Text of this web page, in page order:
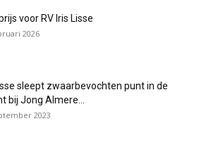
voor RV Iris Lisse
2026
sleept zwaarbevochten punt in de
bij Jong Almere...
2023